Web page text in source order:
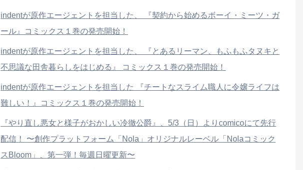
indentが原作エージェントを担当した、 『契約から始めるボーイ・ミーツ・ガ
ール』コミックス１巻の発売開始！
indentが原作エージェントを担当した、 『とあるリーマン、もふもふタヌキと
不思議な田舎暮らしをはじめる』 コミックス１巻の発売開始！
indentが原作エージェントを担当した 『チートなスライム職人に令嬢ライフは
難しい！』コミックス１巻の発売開始！
『やり直し悪女と様子がおかしい冷徹公爵』、5/3（日）よりcomicoにて先行
配信！ 〜創作プラットフォーム「Nola」オリジナルレーベル「Nolaコミック
スBloom」、第一弾！毎週日曜更新〜